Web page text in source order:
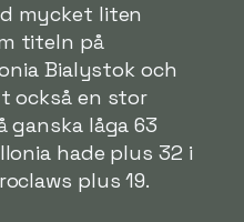
mycket liten
titeln på
Bialystok och
också en stor
ganska låga 63
hade plus 32 i
plus 19.